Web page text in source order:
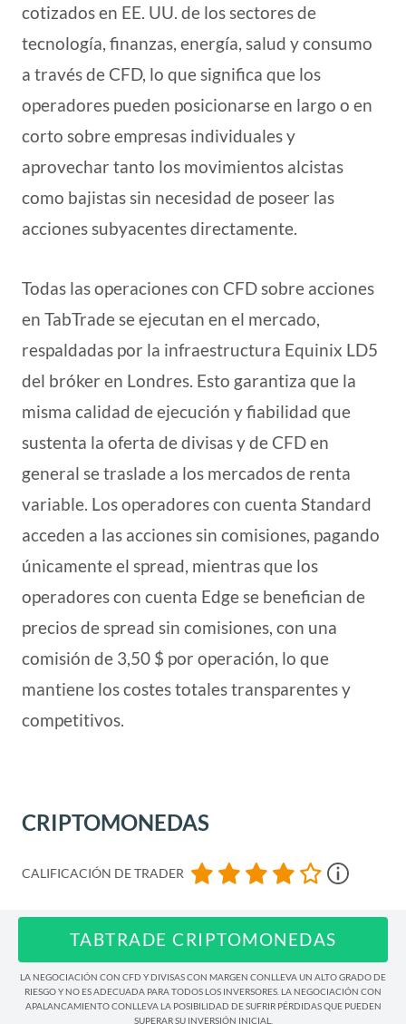
cotizados en EE. UU. de los sectores de
tecnología, finanzas, energía, salud y consumo
a través de CFD, lo que significa que los
operadores pueden posicionarse en largo o en
corto sobre empresas individuales y
aprovechar tanto los movimientos alcistas
como bajistas sin necesidad de poseer las
acciones subyacentes directamente.
Todas las operaciones con CFD sobre acciones
en TabTrade se ejecutan en el mercado,
respaldadas por la infraestructura Equinix LD5
del bróker en Londres. Esto garantiza que la
misma calidad de ejecución y fiabilidad que
sustenta la oferta de divisas y de CFD en
general se traslade a los mercados de renta
variable. Los operadores con cuenta Standard
acceden a las acciones sin comisiones, pagando
únicamente el spread, mientras que los
operadores con cuenta Edge se benefician de
precios de spread sin comisiones, con una
comisión de 3,50 $ por operación, lo que
mantiene los costes totales transparentes y
competitivos.
CRIPTOMONEDAS
CALIFICACIÓN DE TRADER
TABTRADE CRIPTOMONEDAS
LA NEGOCIACIÓN CON CFD Y DIVISAS CON MARGEN CONLLEVA UN ALTO GRADO DE
RIESGO Y NO ES ADECUADA PARA TODOS LOS INVERSORES. LA NEGOCIACIÓN CON
APALANCAMIENTO CONLLEVA LA POSIBILIDAD DE SUFRIR PÉRDIDAS QUE PUEDEN
SUPERAR SU INVERSIÓN INICIAL.